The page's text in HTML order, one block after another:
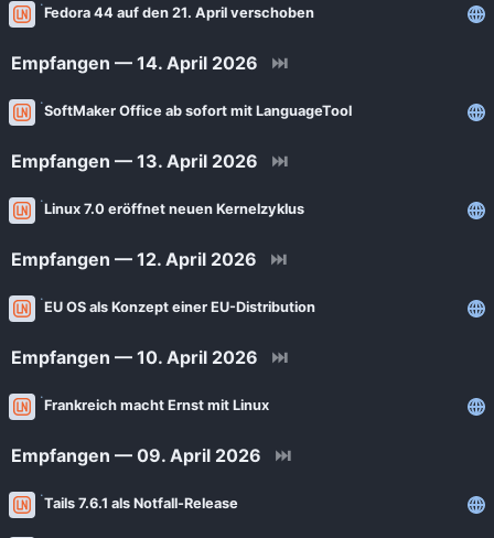
AdminForge
Do-FOSS
Got tty
Koflers Blog
Linux Guides
Linux Umsteiger Kanal
VNotes
ComputerBase
FSFE News
GNU/Linux.ch
Heise Open Source
Linux-Magazin
LinuxCommunity
MichlFranken
OSB Alliance
Pro-Linux News
Fedora 44 auf den 21. April verschoben
Empfangen — 14. April 2026 ⏭
SoftMaker Office ab sofort mit LanguageTool
Empfangen — 13. April 2026 ⏭
Linux 7.0 eröffnet neuen Kernelzyklus
Empfangen — 12. April 2026 ⏭
EU OS als Konzept einer EU-Distribution
Empfangen — 10. April 2026 ⏭
Frankreich macht Ernst mit Linux
Empfangen — 09. April 2026 ⏭
Tails 7.6.1 als Notfall-Release